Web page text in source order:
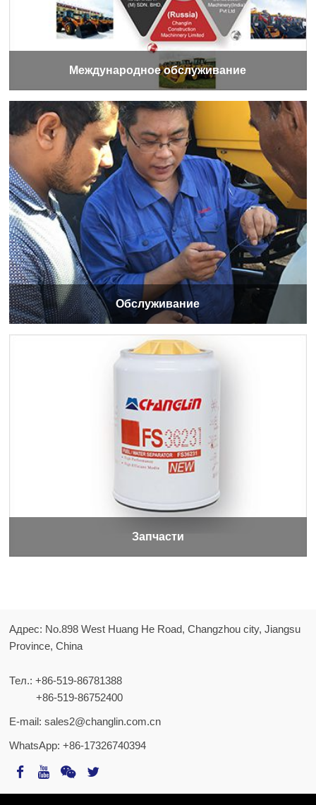
Международное обслуживание
Обслуживание
Запчасти
Адрес: No.898 West Huang He Road, Changzhou city, Jiangsu
Province, China
Тел.:+86-519-86781388
+86-519-86752400
E-mail:sales2@changlin.com.cn
WhatsApp:+86-17326740394
